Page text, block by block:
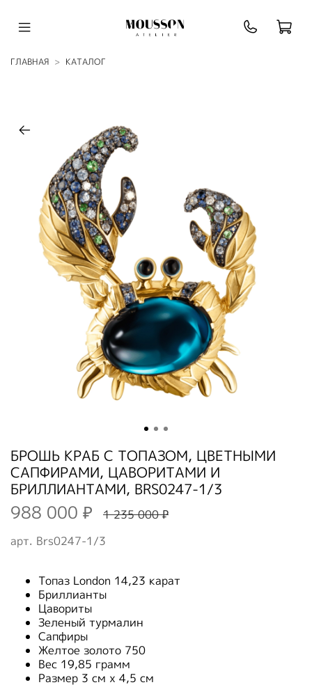
ГЛАВНАЯ КАТАЛОГ
арт. Brs0247-1/3
БРОШЬ КРАБ С ТОПАЗОМ, ЦВЕТНЫМИ
САПФИРАМИ, ЦАВОРИТАМИ И
БРИЛЛИАНТАМИ, BRS0247-1/3
988 000 ₽ 1 235 000 ₽
Топаз London 14,23 карат
Бриллианты
Цавориты
Зеленый турмалин
Сапфиры
Желтое золото 750
Вес 19,85 грамм
Размер 3 см х 4,5 см